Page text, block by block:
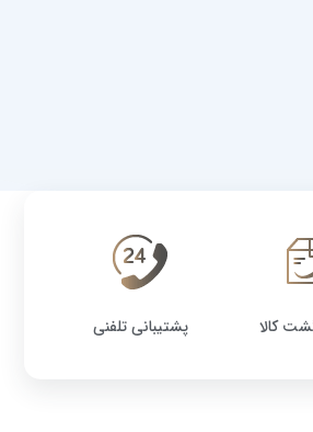
پشتیبانی تلفنی